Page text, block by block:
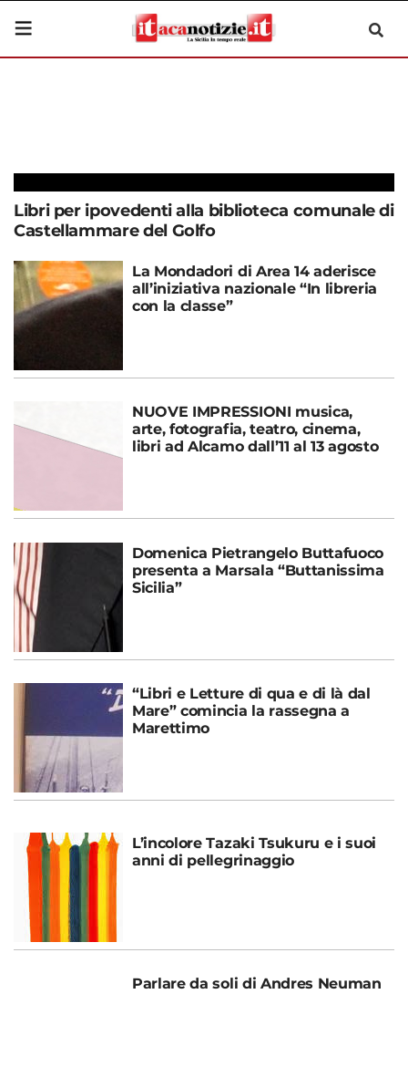
Libri per ipovedenti alla biblioteca comunale di
Castellammare del Golfo
La Mondadori di Area 14 aderisce
all’iniziativa nazionale “In libreria
con la classe”
NUOVE IMPRESSIONI musica,
arte, fotografia, teatro, cinema,
libri ad Alcamo dall’11 al 13 agosto
Domenica Pietrangelo Buttafuoco
presenta a Marsala “Buttanissima
Sicilia”
“Libri e Letture di qua e di là dal
Mare” comincia la rassegna a
Marettimo
L’incolore Tazaki Tsukuru e i suoi
anni di pellegrinaggio
Parlare da soli di Andres Neuman